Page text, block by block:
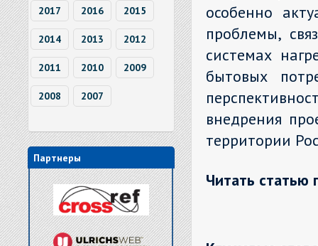
2017 2016 2015
2014 2013 2012
2011 2010 2009
2008 2007
Партнеры
особенно
проблемы,
системах
бытовых
внедрения
территории
Читать статью